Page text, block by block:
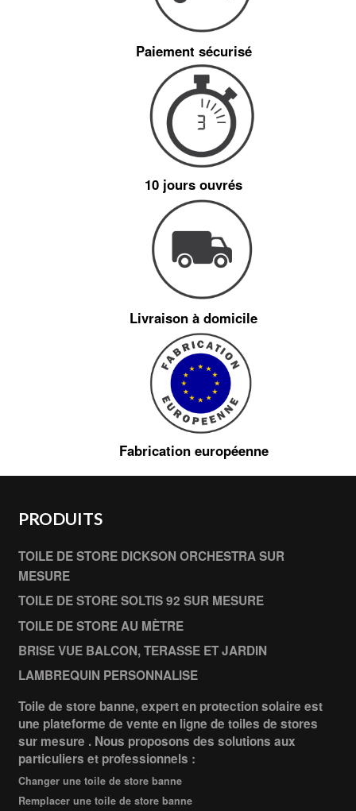
Paiement sécurisé
10 jours ouvrés
Livraison à domicile
Fabrication européenne
PRODUITS
TOILE DE STORE DICKSON ORCHESTRA SUR
MESURE
TOILE DE STORE SOLTIS 92 SUR MESURE
TOILE DE STORE AU MÈTRE
BRISE VUE BALCON, TERASSE ET JARDIN
LAMBREQUIN PERSONNALISE
Toile de store banne, expert en protection solaire est
une plateforme de vente en ligne de toiles de stores
sur mesure . Nous proposons des solutions aux
particuliers et professionnels :
Changer une toile de store banne
Remplacer une toile de store banne